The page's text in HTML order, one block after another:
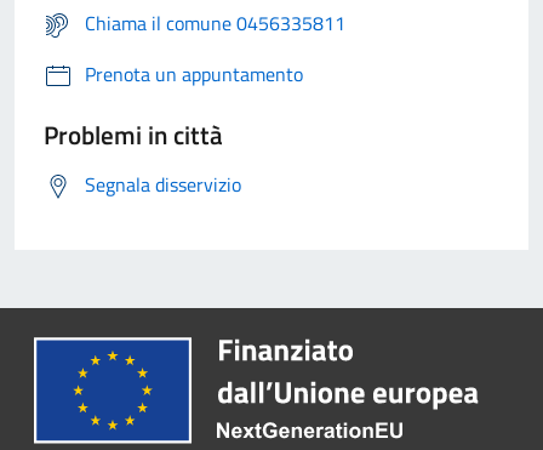
Chiama il comune 0456335811
Prenota un appuntamento
Problemi in città
Segnala disservizio